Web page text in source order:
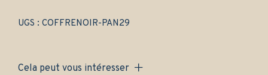
classique
UGS : COFFRENOIR-PAN29
Cela peut vous intéresser